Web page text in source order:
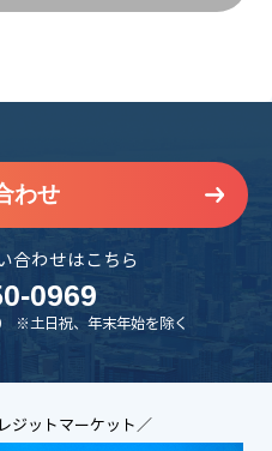
わせ
合わせはこちら
0969
※土日祝、年末年始を除く
ジットマーケット／